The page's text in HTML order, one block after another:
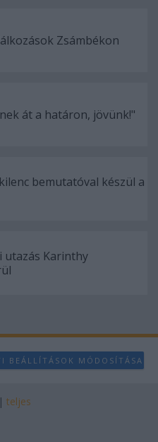
Zsámbékon
át a határon, jövünk!"
bemutatóval készül a
utazás Karinthy
BEÁLLÍTÁSOK MÓDOSÍTÁSA
| teljes